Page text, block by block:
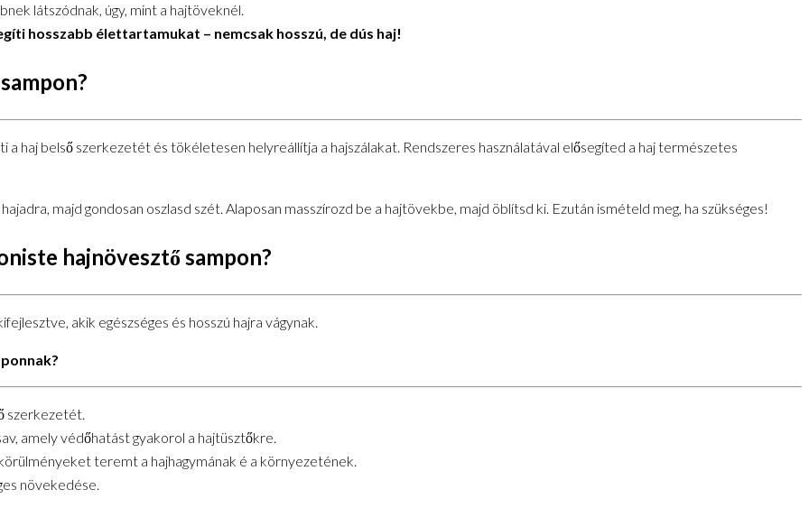
látszódnak, úgy, mint a hajtöveknél.
hosszabb élettartamukat – nemcsak hosszú, de dús haj!
a haj belső szerkezetét és tökéletesen helyreállítja a hajszálakat. Rendszeres használatával elősegíted a haj természetes
majd gondosan oszlasd szét. Alaposan masszírozd be a hajtövekbe, majd öblítsd ki. Ezután ismételd meg, ha szükséges!
hajnövesztő sampon?
akik egészséges és hosszú hajra vágynak.
szerkezetét.
amely védőhatást gyakorol a hajtüsztőkre.
teremt a hajhagymának é a környezetének.
növekedése.